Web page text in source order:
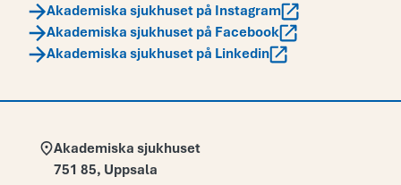
Akademiska sjukhuset på Instagram
Akademiska sjukhuset på Facebook
Akademiska sjukhuset på Linkedin
Adress:
Akademiska sjukhuset
751 85, Uppsala